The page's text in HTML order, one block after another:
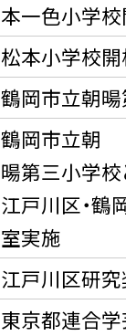
本一色小学校
松本小学校開
鶴岡市立朝暘
鶴岡市立朝
暘第三小学校
江戸川区・鶴
室実施
江戸川区研究
東京都連合学